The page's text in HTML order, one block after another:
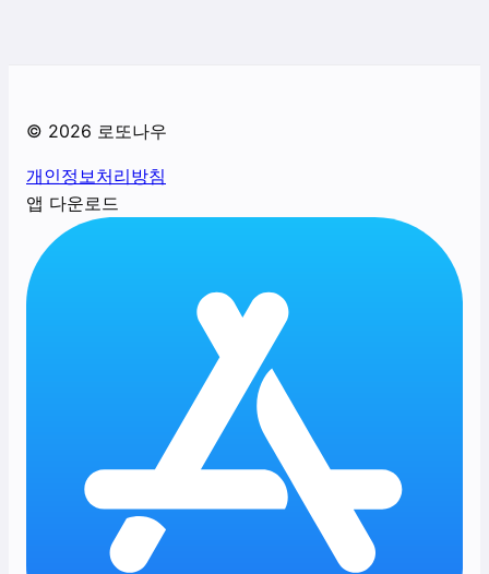
© 2026 로또나우
개인정보처리방침
앱 다운로드